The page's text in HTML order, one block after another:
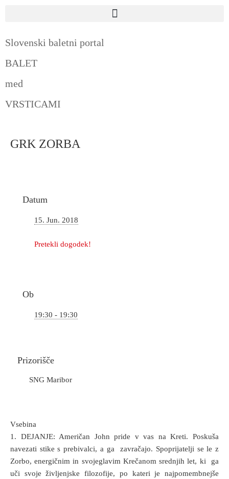
Slovenski baletni portal
BALET
med
VRSTICAMI
GRK ZORBA
Datum
15. Jun. 2018
Pretekli dogodek!
Ob
19:30 - 19:30
Prizorišče
SNG Maribor
Vsebina
1. DEJANJE: Američan John pride v vas na Kreti. Poskuša
navezati stike s prebivalci, a ga zavračajo. Spoprijatelji se le z
Zorbo, energičnim in svojeglavim Krečanom srednjih let, ki ga
uči svoje življenjske filozofije, po kateri je najpomembnejše